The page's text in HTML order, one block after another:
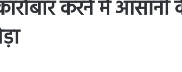
करने में